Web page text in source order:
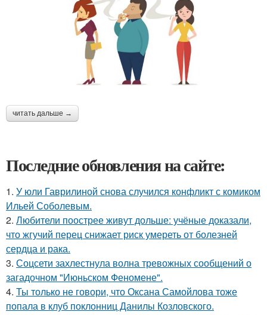
читать дальше →
Последние обновления на сайте:
1. У юли Гаврилиной снова случился конфликт с комиком
Ильей Соболевым.
2. Любители поострее живут дольше: учёные доказали,
что жгучий перец снижает риск умереть от болезней
сердца и рака.
3. Соцсети захлестнула волна тревожных сообщений о
загадочном "Июньском Феномене".
4. Ты только не говори, что Оксана Самойлова тоже
попала в клуб поклонниц Данилы Козловского.